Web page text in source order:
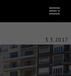
3.3.2017